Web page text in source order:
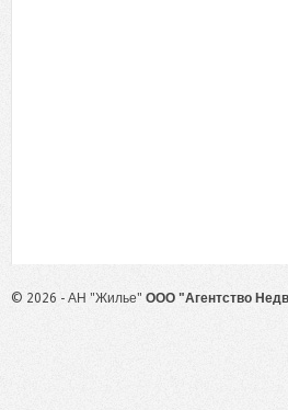
© 2026 - АН "Жилье" ООО "Агентство